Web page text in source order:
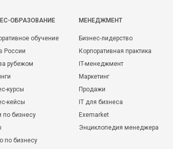
ОБРАЗОВАНИЕ
обучение
России
рубежом
курсы
кейсы
по бизнесу
по бизнесу
МЕНЕДЖМЕНТ
Бизнес-лидерство
Корпоративная практика
IT-менеджмент
Маркетинг
Продажи
IT для бизнеса
Exemarket
Энциклопедия менеджера